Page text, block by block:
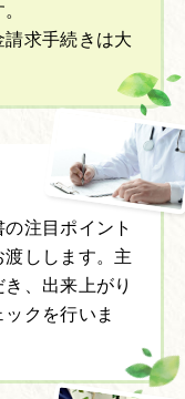
求手続きは大
注目ポイント
しします。主
、出来上がり
クを行いま